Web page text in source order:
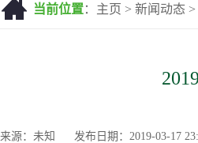
当前位置： 主页 > 新闻动态 >
来源：未知 发布日期：2019-03-17